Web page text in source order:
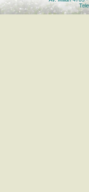
Otros Datos de interés a